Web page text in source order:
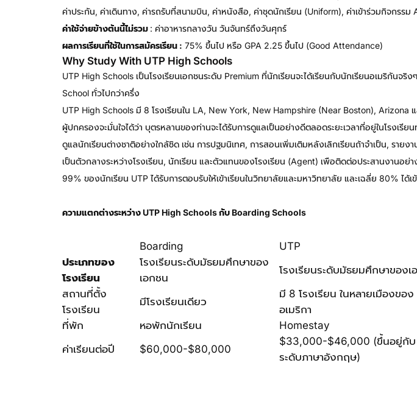
ค่าประกัน, ค่าเดินทาง, ค่ารถรับที่สนามบิน, ค่าหนังสือ, ค่าชุดนักเรียน (uniform), ค่าเข้าร่วมกิจกรร
ค่าใช้จ่ายข้างต้นนี้ไม่รวม : ค่าอาหารกลางวัน วันจันทร์ถึงวันศุกร์
ผลการเรียนที่ใช้ในการสมัครเรียน : 75% ขึ้นไป หรือ GPA 2.25 ขึ้นไป (good Attendance)
Why Study With UTP High Schools
UTP High Schools เป็นโรงเรียนเอกชนระดับ Premium ที่นักเรียนจะได้เรียนกับนักเรียนอเมริกัน
School ทั่วไปกว่าครึ่ง
UTP High Schools มี 8 โรงเรียนใน LA, New York, New Hampshire (near Boston), Arizona
ผู้ปกครองจะมั่นใจได้ว่า บุตรหลานของท่านจะได้รับการดูแลเป็นอย่างดีตลอดระยะเวลาที่อยู่ในโรงเรี
ดูแลนักเรียนต่างชาติอย่างใกล้ชิด เช่น การปฐมนิเทศ, การสอนเพิ่มเติมหลังเลิกเรียนถ้าจำเป็น, รายง
เป็นตัวกลางระหว่างโรงเรียน, นักเรียน และตัวแทนของโรงเรียน (agent) เพือติดต่อประสานงานอย่
99% ของนักเรียน UTP ได้รับการตอบรับให้เข้าเรียนในวิทยาลัยและมหาวิทยาลัย และเฉลี่ย 80% ได้
ความแตกต่างระหว่าง UTP High Schools กับ Boarding Schools
Boarding UTP
ประเภทของ
โรงเรียน
โรงเรียนระดับมัธยมศึกษาของ
เอกชน
โรงเรียนระดับมัธยมศึกษาของเ
สถานที่ตั้ง
โรงเรียน
มีโรงเรียนเดียว
มี 8 โรงเรียน ในหลายเมืองของ
อเมริกา
ที่พัก
หอพักนักเรียน Homestay
ค่าเรียนต่อปี
$60,000-$80,000
$33,000-$46,000 (ขึ้นอยู่กับ
ระดับภาษาอังกฤษ)